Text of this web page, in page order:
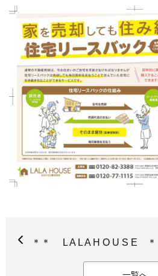
＊＊ L A L A H O U S E